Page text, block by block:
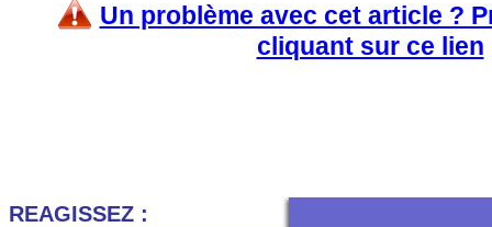
Un problème avec cet article ?
cliquant sur ce lien
REAGISSEZ :